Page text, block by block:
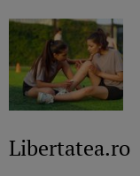
Libertatea.ro